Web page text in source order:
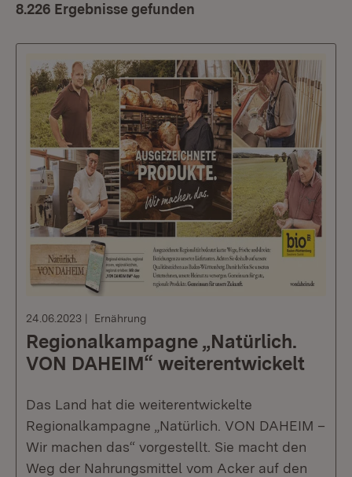
8.226 Ergebnisse gefunden
24.06.2023 Ernährung
Regionalkampagne „Natürlich.
VON DAHEIM“ weiterentwickelt
Das Land hat die weiterentwickelte
Regionalkampagne „Natürlich. VON DAHEIM –
Wir machen das“ vorgestellt. Sie macht den
Weg der Nahrungsmittel vom Acker auf den